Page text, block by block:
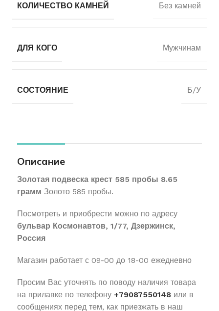
КОЛИЧЕСТВО КАМНЕЙ Без камней
ДЛЯ КОГО Мужчинам
СОСТОЯНИЕ Б/У
Описание
Золотая подвеска крест 585 пробы 8.65
грамм Золото 585 пробы.
Посмотреть и приобрести можно по адресу
бульвар Космонавтов, 1/77, Дзержинск,
Россия
Магазин работает с 09-00 до 18-00 ежедневно
Просим Вас уточнять по поводу наличия товара
на прилавке по телефону +79087550148 или в
сообщениях перед тем, как приезжать в наш